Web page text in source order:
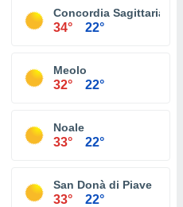
Concordia Sagittaria
34° 22°
Meolo
32° 22°
Noale
33° 22°
San Donà di Piave
33° 22°